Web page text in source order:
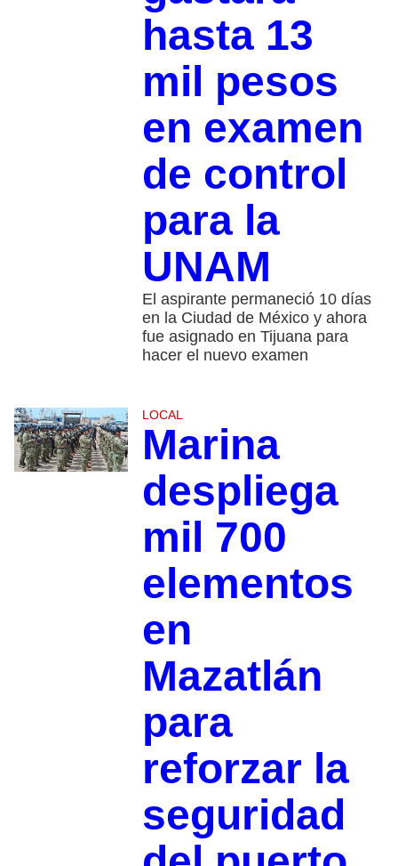
hasta 13
mil pesos
en examen
de control
para la
UNAM
El aspirante permaneció 10 días
en la Ciudad de México y ahora
fue asignado en Tijuana para
hacer el nuevo examen
LOCAL
Marina
despliega
mil 700
elementos
en
Mazatlán
para
reforzar la
seguridad